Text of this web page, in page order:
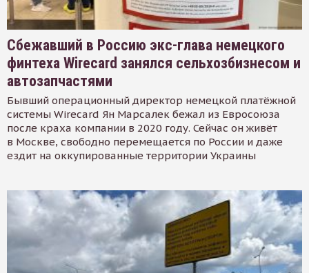
Сбежавший в Россию экс-глава немецкого
финтеха Wirecard занялся сельхозбизнесом и
автозапчастями
Бывший операционный директор немецкой платёжной
системы Wirecard Ян Марсалек бежал из Евросоюза
после краха компании в 2020 году. Сейчас он живёт
в Москве, свободно перемещается по России и даже
ездит на оккупированные территории Украины